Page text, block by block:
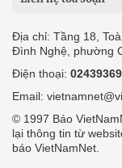
Địa chỉ: Tầng 18,
Đình Nghệ, phường
Điện thoại:
Email:
© 1997 Báo
lại thông tin từ
báo VietNamNet.